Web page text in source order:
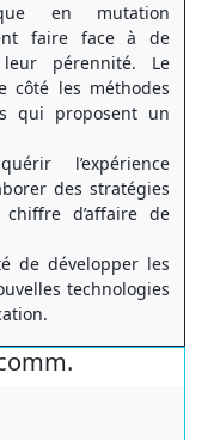
en mutation
faire face à de
pérennité. Le
côté les méthodes
qui proposent un
l’expérience
des stratégies
d’affaire de
de développer les
technologies